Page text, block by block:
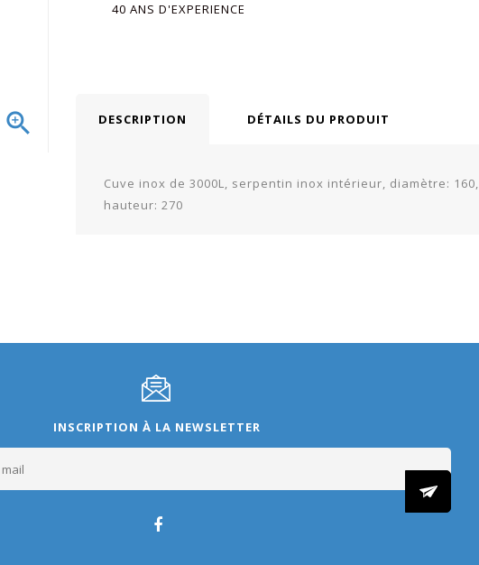

40 ANS D'EXPERIENCE
DESCRIPTION DÉTAILS DU PRODUIT
Cuve inox de 3000L, serpentin inox intérieur, diamètre: 160,
hauteur: 270
INSCRIPTION À LA NEWSLETTER